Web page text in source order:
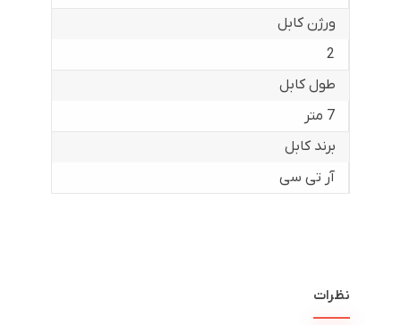
ورژن کابل
2
طول کابل
7 متر
برند کابل
آر تی سی
نظرات